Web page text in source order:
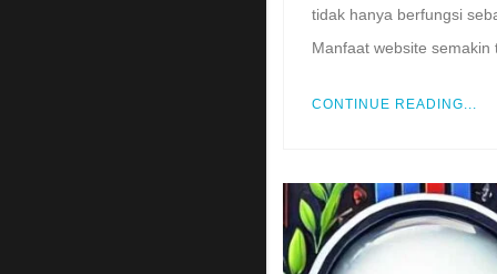
tidak hanya berfungsi
Manfaat website
CONTINUE READING...